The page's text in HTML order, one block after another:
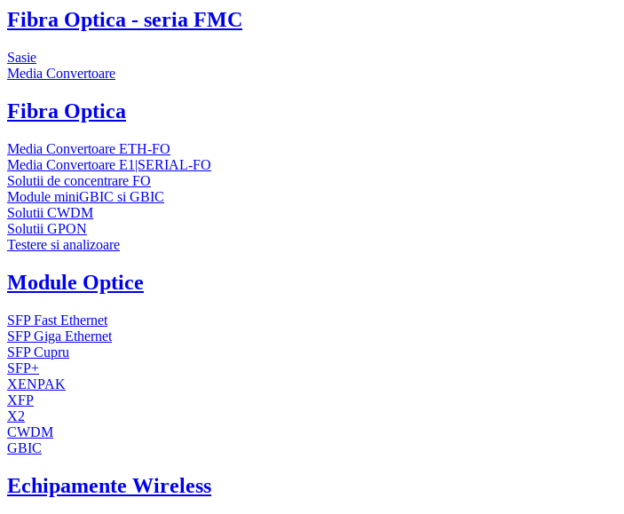
Fibra Optica - seria FMC
Sasie
Media Convertoare
Fibra Optica
Media Convertoare ETH-FO
Media Convertoare E1|SERIAL-FO
Solutii de concentrare FO
Module miniGBIC si GBIC
Solutii CWDM
Solutii GPON
Testere si analizoare
Module Optice
SFP Fast Ethernet
SFP Giga Ethernet
SFP Cupru
SFP+
XENPAK
XFP
X2
CWDM
GBIC
Echipamente Wireless